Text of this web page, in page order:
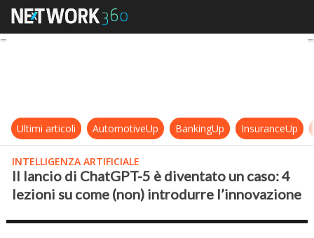
Il lancio di ChatGPT-5 è diventato
Ultimi articoli AutomotiveUp BankingUp InsuranceUp
INTELLIGENZA ARTIFICIALE
Il lancio di ChatGPT-5 è diventato un caso: 4
lezioni su come (non) introdurre l’innovazione